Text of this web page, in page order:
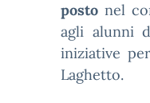
posto nel
agli alunni
iniziative
Laghetto.